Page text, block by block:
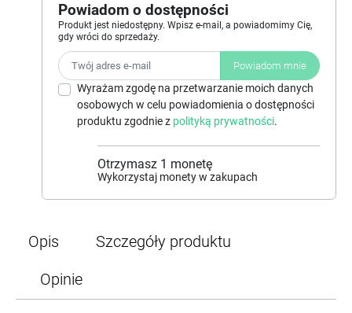
Powiadom o dostępności
Produkt jest niedostępny. Wpisz e-mail, a powiadomimy Cię,
gdy wróci do sprzedaży.
Powiadom mnie
Wyrażam zgodę na przetwarzanie moich danych
osobowych w celu powiadomienia o dostępności
produktu zgodnie z polityką prywatności.
Otrzymasz 1 monetę
Wykorzystaj monety w zakupach
Opis
Szczegóły produktu
Opinie